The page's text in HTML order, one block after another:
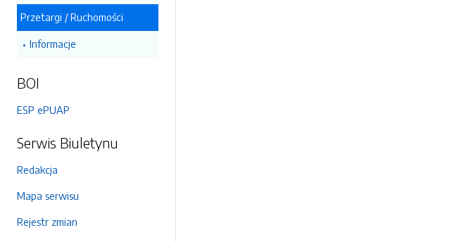
Przetargi / Ruchomości
Informacje
BOI
ESP ePUAP
Serwis Biuletynu
Redakcja
Mapa serwisu
Rejestr zmian